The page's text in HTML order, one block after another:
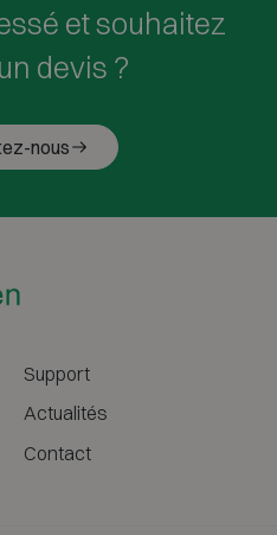
et souhaitez
devis ?
nous
Support
Actualités
Contact